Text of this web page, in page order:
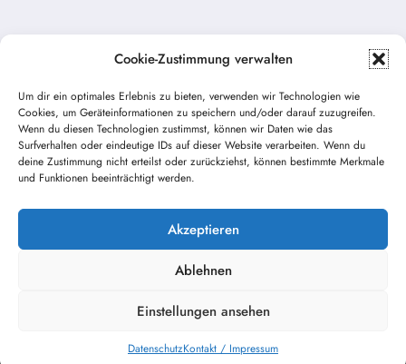
Cookie-Zustimmung verwalten
Um dir ein optimales Erlebnis zu bieten, verwenden wir Technologien wie
Cookies, um Geräteinformationen zu speichern und/oder darauf zuzugreifen.
Wenn du diesen Technologien zustimmst, können wir Daten wie das
Surfverhalten oder eindeutige IDs auf dieser Website verarbeiten. Wenn du
deine Zustimmung nicht erteilst oder zurückziehst, können bestimmte Merkmale
und Funktionen beeinträchtigt werden.
Akzeptieren
Ablehnen
Einstellungen ansehen
DatenschutzKontakt / Impressum
Vorheriger Beitrag
Tag der offenen Tür / Lange Nacht der
Feuerwehren
Kontakt / Impressum
Datenschutz
NewsBlogger - Magazin und BlogWordPressTheme 2026 | Präsentiert von